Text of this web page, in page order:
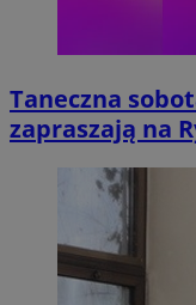
Taneczna
zapraszają na